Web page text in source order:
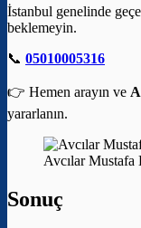
İstanbul genelinde
beklemeyin.
📞 05010005316
👉 Hemen arayın ve
yararlanın.
Avcılar Mustafa
Sonuç